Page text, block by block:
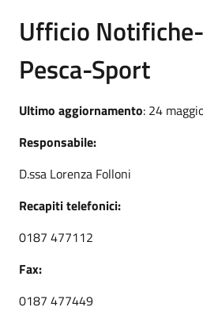
Ufficio
Pesca-Sport
Ultimo aggiornamento: 24
Responsabile:
D.ssa Lorenza Folloni
Recapiti telefonici:
0187 477112
Fax:
0187 477449